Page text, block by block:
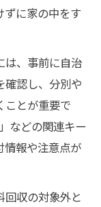
ずに家の中をす
は、事前に自治
確認し、分別や
ことが重要で
などの関連キー
情報や注意点が
回収の対象外と